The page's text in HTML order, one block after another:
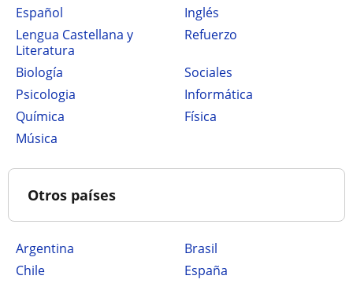
Español
Inglés
Lengua Castellana y
Literatura
Refuerzo
Biología
Sociales
Psicologia
Informática
Química
Física
Música
Otros países
Argentina
Brasil
Chile
España